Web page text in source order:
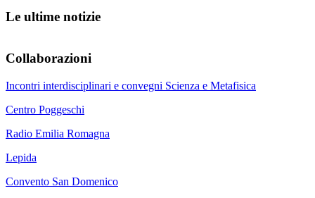
Le ultime notizie
Collaborazioni
Incontri interdisciplinari e convegni Scienza e Metafisica
Centro Poggeschi
Radio Emilia Romagna
Lepida
Convento San Domenico